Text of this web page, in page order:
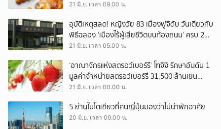
21 มิ.ย. เวลา 09.00 น.
อุบัติเหตุสลด! หญิงวัย 83 เมืองฟูจิดับ วันเดียวกับ
พิธีฉลอง ‘เมืองไร้ผู้เสียชีวิตบนท้องถนน’ ครบ 200
วัน
21 มิ.ย. เวลา 05.00 น.
‘อาณาจักรแห่งสตรอว์เบอร์รี’ โทจิงิ รักษาอันดับ 1
มูลค่าจำหน่ายสตรอว์เบอร์รี 31,500 ล้านเยน
สูงสุดของญี่ปุ่นต่อเนื่องเป็นปีที่ 32
21 มิ.ย. เวลา 00.00 น.
5 ย่านในโตเกียวที่คนญี่ปุ่นมองว่าไม่น่าพักอาศัย
20 มิ.ย. เวลา 09.00 น.